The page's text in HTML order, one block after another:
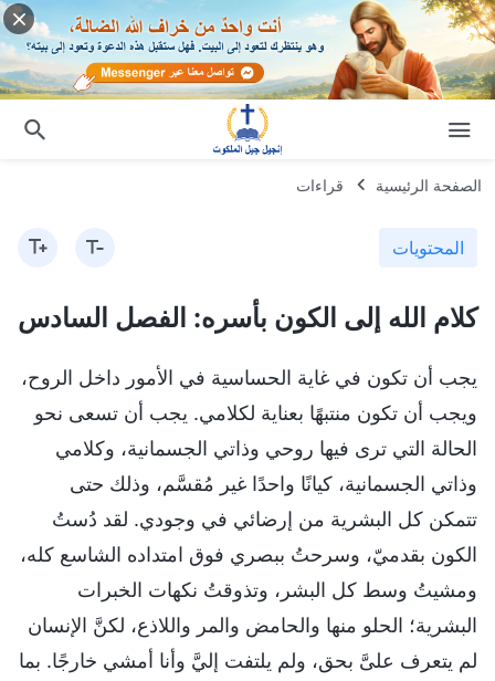
الصفحة الرئيسية قراءات
المحتويات
كلام الله إلى الكون بأسره: الفصل السادس
يجب أن تكون في غاية الحساسية في الأمور داخل الروح،
ويجب أن تكون منتبهًا بعناية لكلامي. يجب أن تسعى نحو
الحالة التي ترى فيها روحي وذاتي الجسمانية، وكلامي
وذاتي الجسمانية، كيانًا واحدًا غير مُقسَّم، وذلك حتى
تتمكن كل البشرية من إرضائي في وجودي. لقد دُستُ
الكون بقدميّ، وسرحتُ ببصري فوق امتداده الشاسع كله،
ومشيتُ وسط كل البشر، وتذوقتُ نكهات الخبرات
البشرية؛ الحلو منها والحامض والمر واللاذع، لكنَّ الإنسان
لم يتعرف علىَّ بحق، ولم يلتفت إليَّ وأنا أمشي خارجًا. بما